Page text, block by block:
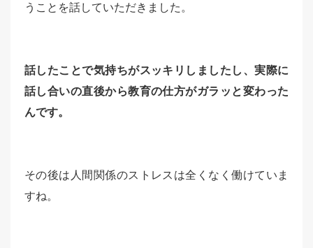
うことを話していただきました。
話したことで気持ちがスッキリしましたし、実際に
話し合いの直後から教育の仕方がガラッと変わった
んです。
その後は人間関係のストレスは全くなく働けていま
すね。